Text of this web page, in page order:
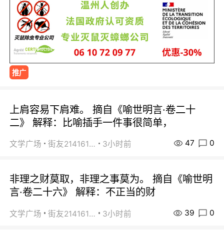
推广
上肩容易下肩难。 摘自《喻世明言·卷二十
二》 解释：比喻插手一件事很简单，
文学广场 街友21416156 3小时前 47 0
非理之财莫取，非理之事莫为。 摘自《喻世明
言·卷二十六》 解释：不正当的财
文学广场 街友21416156 3小时前 39 0